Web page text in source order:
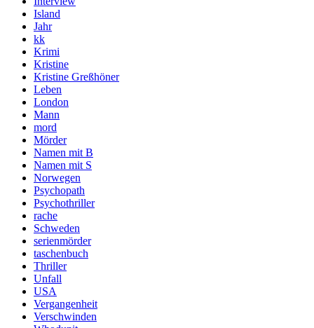
Island
Jahr
kk
Krimi
Kristine
Kristine Greßhöner
Leben
London
Mann
mord
Mörder
Namen mit B
Namen mit S
Norwegen
Psychopath
Psychothriller
rache
Schweden
serienmörder
taschenbuch
Thriller
Unfall
USA
Vergangenheit
Verschwinden